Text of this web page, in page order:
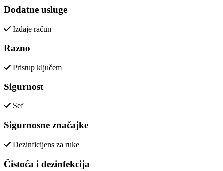
Dodatne usluge
Izdaje račun
Razno
Pristup ključem
Sigurnost
Sef
Sigurnosne značajke
Dezinficijens za ruke
Čistoća i dezinfekcija